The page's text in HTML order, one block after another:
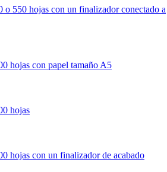
o 550 hojas con un finalizador conectado a
hojas con papel tamaño A5
hojas
hojas con un finalizador de acabado